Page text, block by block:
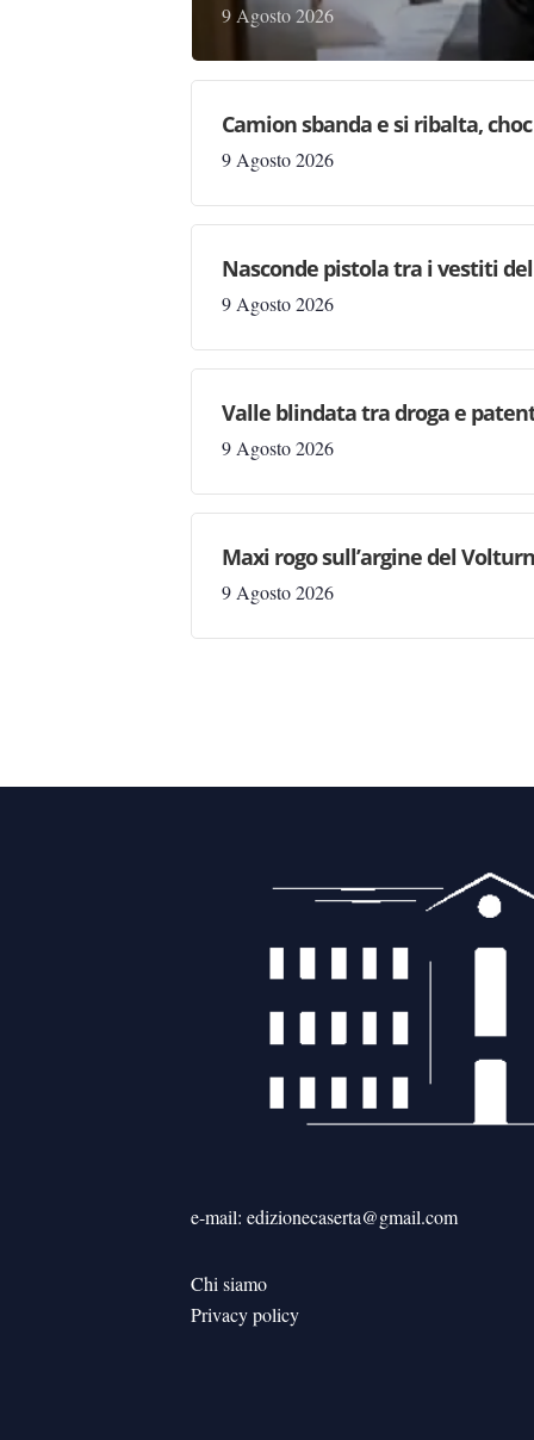
9 Agosto 2026
Camion sbanda e si ribalta,
9 Agosto 2026
Nasconde pistola tra i vestiti
9 Agosto 2026
Valle blindata tra droga e
9 Agosto 2026
Maxi rogo sull’argine del
9 Agosto 2026
e-mail: edizionecaserta@gmail.com
Chi siamo
Privacy policy